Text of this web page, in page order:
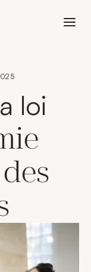
de Crédit Municipal
loi